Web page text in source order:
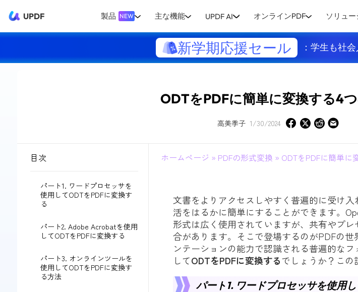
UPDF 製品 NEW 主な機能 UPDF AI オンラインPDF ソリュ
新学期応援セール ：学生も社
ODTをPDFに簡単に変換する4
高美季子 1/30/2024
目次
パート1. ワードプロセッサを
使用してODTをPDFに変換す
る
パート2. Adobe Acrobatを使用
してODTをPDFに変換する
パート3. オンラインツールを
使用してODTをPDFに変換す
る方法
ホームページ » PDFの形式変換 » ODTをPDFに簡単に
文書をよりアクセスしやすく普遍的に受け
活をはるかに簡単にすることができます。
形式は広く使用されていますが、共有やプ
合があります。そこで登場するのがPDFの
ンテーションの能力で認識される普遍的な
してODTをPDFに変換するでしょうか？この
パート1. ワードプロセッサを使用